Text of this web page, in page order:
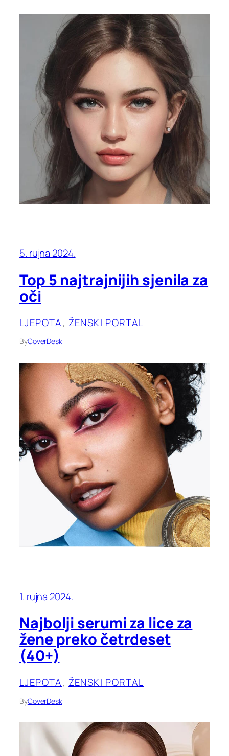
5. rujna 2024.
Top 5 najtrajnijih sjenila za
oči
LJEPOTA, ŽENSKI PORTAL
ByCoverDesk
1. rujna 2024.
Najbolji serumi za lice za
žene preko četrdeset
(40+)
LJEPOTA, ŽENSKI PORTAL
ByCoverDesk